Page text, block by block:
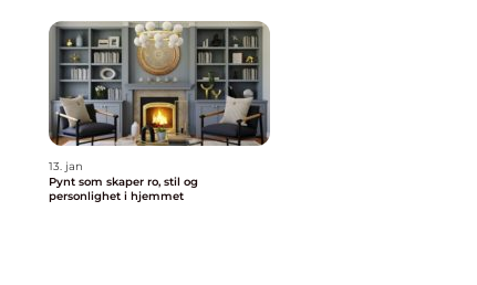
13. jan
Pynt som skaper ro, stil og
personlighet i hjemmet